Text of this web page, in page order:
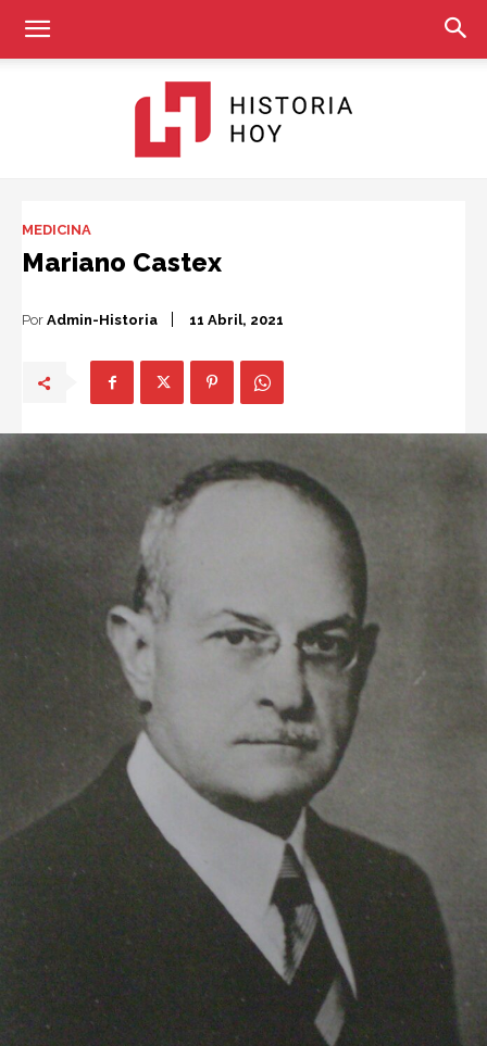
MEDICINA
Mariano Castex
Por Admin-Historia 11 Abril, 2021